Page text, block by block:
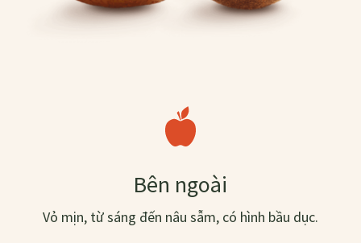
Bên ngoài
Vỏ mịn, từ sáng đến nâu sẫm, có hình bầu dục.